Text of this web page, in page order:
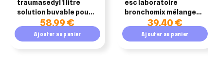
traumasedyl 1 litre
solution buvable pour
traumatismes
58,99 €
Ajouter au panier
esc laboratoire
bronchomix mélange
de plantes non traité
39,40 €
Ajouter au panier